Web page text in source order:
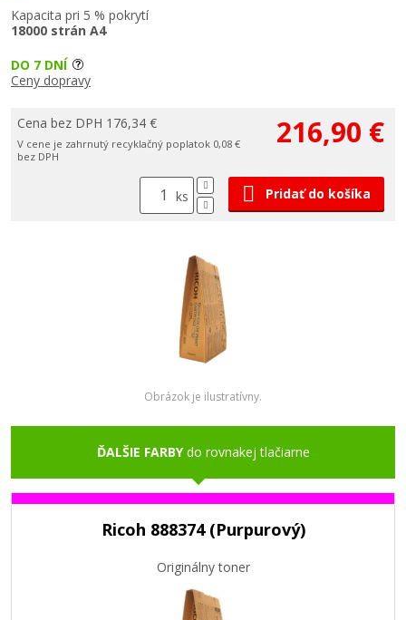
Kapacita pri 5 % pokrytí
18000 strán A4
DO 7 DNÍ
Ceny dopravy
Cena bez DPH 176,34 €
V cene je zahrnutý recyklačný poplatok 0,08 €
bez DPH
216,90 €
ks Pridať do košíka
Obrázok je ilustratívny.
ĎALŠIE FARBYdo rovnakej tlačiarne
Ricoh 888374 (Purpurový)
Originálny toner